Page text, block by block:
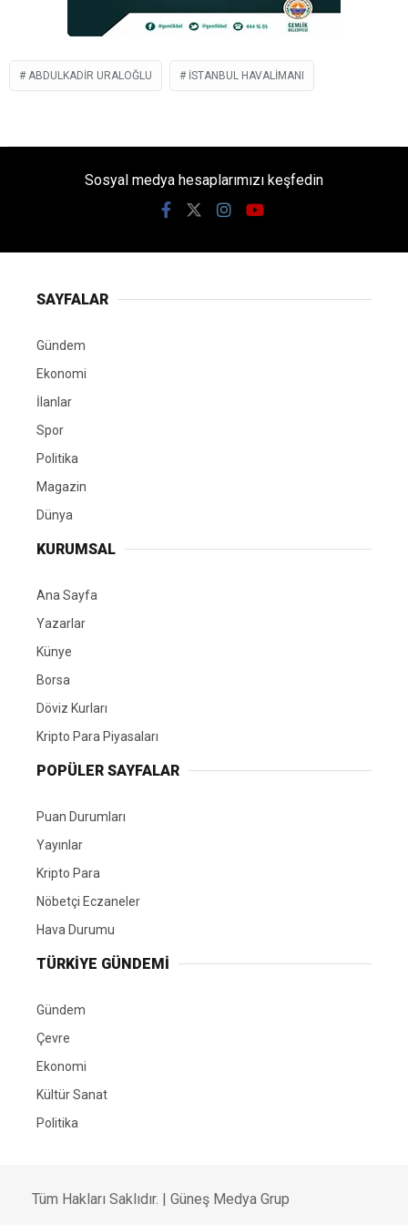
ABDULKADIR URALOĞLU İSTANBUL HAVALIMANI
Sosyal medya hesaplarımızı keşfedin
SAYFALAR
Gündem
Ekonomi
İlanlar
Spor
Politika
Magazin
Dünya
KURUMSAL
Ana Sayfa
Yazarlar
Künye
Borsa
Döviz Kurları
Kripto Para Piyasaları
POPÜLER SAYFALAR
Puan Durumları
Yayınlar
Kripto Para
Nöbetçi Eczaneler
Hava Durumu
TÜRKIYE GÜNDEMI
Gündem
Çevre
Ekonomi
Kültür Sanat
Politika
Tüm Hakları Saklıdır. | Güneş Medya Grup